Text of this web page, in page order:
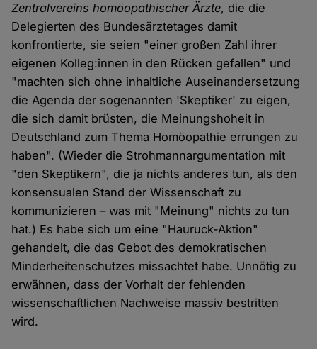
Zentralvereins homöopathischer Ärzte, die die
Delegierten des Bundesärztetages damit
konfrontierte, sie seien "einer großen Zahl ihrer
eigenen Kolleg:innen in den Rücken gefallen" und
"machten sich ohne inhaltliche Auseinandersetzung
die Agenda der sogenannten 'Skeptiker' zu eigen,
die sich damit brüsten, die Meinungshoheit in
Deutschland zum Thema Homöopathie errungen zu
haben". (Wieder die Strohmannargumentation mit
"den Skeptikern", die ja nichts anderes tun, als den
konsensualen Stand der Wissenschaft zu
kommunizieren – was mit "Meinung" nichts zu tun
hat.) Es habe sich um eine "Hauruck-Aktion"
gehandelt, die das Gebot des demokratischen
Minderheitenschutzes missachtet habe. Unnötig zu
erwähnen, dass der Vorhalt der fehlenden
wissenschaftlichen Nachweise massiv bestritten
wird.